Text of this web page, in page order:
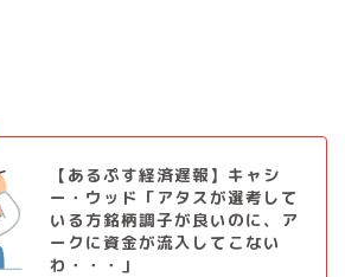
【あるぷす経済遅報】キャシ
ー・ウッド「アタスが選考して
いる方銘柄調子が良いのに、ア
ークに資金が流入してこない
わ・・・」